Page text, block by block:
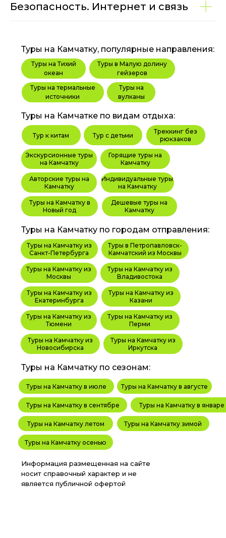
Безопасность. Интернет и связь
Туры на Тихий
океан
Туры на
вулканы
Туры в Малую долину
гейзеров
Туры на термальные
источники
Туры на Камчатку, популярные направления:
Авторские туры на
Камчатку
Экскурсионные туры
на Камчатку
Туры на Камчатку в августе
Туры на Камчатку в январе
Туры на Камчатку летом
Туры на Камчатку осенью
Туры на Камчатку в сентябре
Туры на Камчатку зимой
Туры на Камчатку в июле
Туры на Камчатку в
Новый год
Индивидуальные туры
на Камчатку
Треккинг без
рюкзаков
Тур к китам Тур с детьми
Дешевые туры на
Камчатку
Горящие туры на
Камчатку
Туры на Камчатке по видам отдыха:
Туры на Камчатку из
Новосибирска
Туры на Камчатку из
Владивостока
Туры на Камчатку из
Москвы
Туры на Камчатку из
Казани
Туры на Камчатку из
Перми
Туры в Петропавловск-
Камчатский из Москвы
Туры на Камчатку из
Иркутска
Туры на Камчатку из
Тюмени
Туры на Камчатку из
Екатеринбурга
Туры на Камчатку из
Санкт-Петербурга
Туры на Камчатку по городам отправления:
Туры на Камчатку по сезонам:
Информация размещенная на сайте
носит справочный характер и не
является публичной офертой